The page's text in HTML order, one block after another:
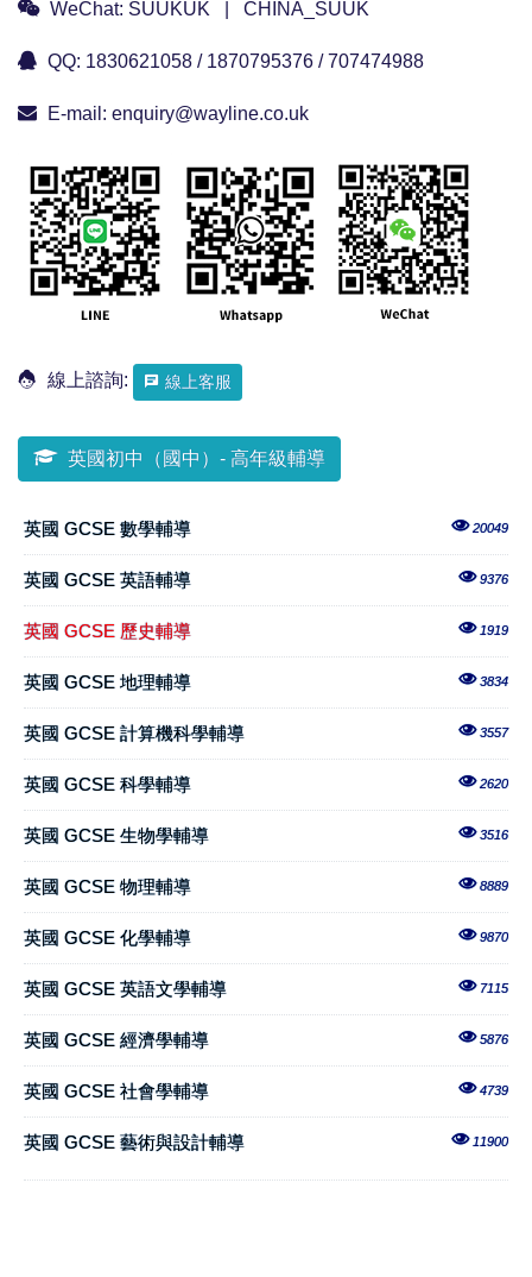
WeChat: SUUKUK | CHINA_SUUK
QQ: 1830621058 / 1870795376 / 707474988
E-mail: enquiry@wayline.co.uk
線上諮詢: 線上客服
英國初中（國中）- 高年級輔導
英國 GCSE 數學輔導 20049
英國 GCSE 英語輔導 9376
英國 GCSE 歷史輔導 1919
英國 GCSE 地理輔導 3834
英國 GCSE 計算機科學輔導 3557
英國 GCSE 科學輔導 2620
英國 GCSE 生物學輔導 3516
英國 GCSE 物理輔導 8889
英國 GCSE 化學輔導 9870
英國 GCSE 英語文學輔導 7115
英國 GCSE 經濟學輔導 5876
英國 GCSE 社會學輔導 4739
英國 GCSE 藝術與設計輔導 11900